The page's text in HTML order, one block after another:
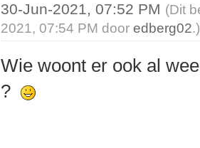
30-Jun-2021, 07:52 PM (Dit
2021, 07:54 PM dooredberg02.)
Wie woont er ook al
?